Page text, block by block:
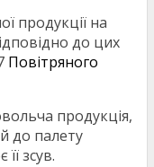
продукції на
до цих
Повітряного
продукція,
до палету
зсув.